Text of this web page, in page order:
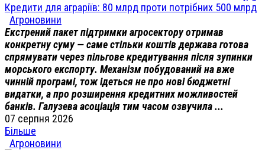
Кредити для аграріїв: 80 млрд проти потрібних 500 млрд
Агроновини
Екстрений пакет підтримки агросектору отримав
конкретну суму — саме стільки коштів держава готова
спрямувати через пільгове кредитування після зупинки
морського експорту. Механізм побудований на вже
чинній програмі, тож ідеться не про нові бюджетні
видатки, а про розширення кредитних можливостей
банків. Галузева асоціація тим часом озвучила ...
07 серпня 2026
Більше
Агроновини